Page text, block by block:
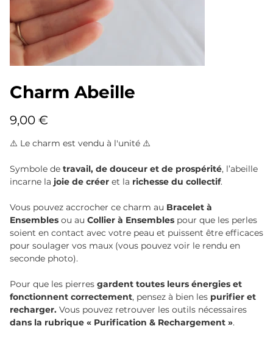
Charm Abeille
Prix
9,00 €
⚠️ Le charm est vendu à l'unité ⚠️
Symbole de travail, de douceur et de prospérité, l’abeille
incarne la joie de créer et la richesse du collectif.
Vous pouvez accrocher ce charm au Bracelet à
Ensembles ou au Collier à Ensembles pour que les perles
soient en contact avec votre peau et puissent être efficaces
pour soulager vos maux (vous pouvez voir le rendu en
seconde photo).
Pour que les pierres gardent toutes leurs énergies et
fonctionnent correctement, pensez à bien les purifier et
recharger. Vous pouvez retrouver les outils nécessaires
dans la rubrique « Purification & Rechargement ».